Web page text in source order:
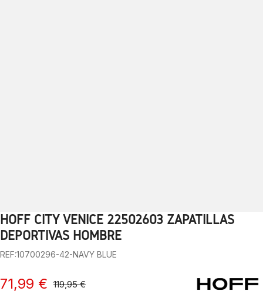
1 3 4 5 6 7 8 9 10
HOFF CITY VENICE 22502603 ZAPATILLAS
DEPORTIVAS HOMBRE
REF:10700296-42-NAVY BLUE
71,99 € 119,95 €